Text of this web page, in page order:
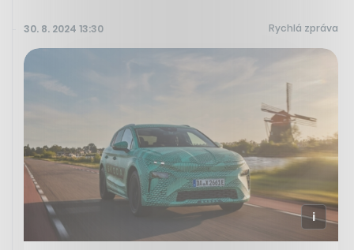
30. 8. 2024 13:30 Rychlá zpráva